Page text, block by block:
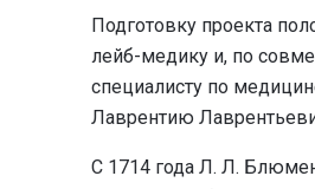
Подготовку проекта
лейб-медику и, по
специалисту по
Лаврентию
С 1714 года Л. Л.